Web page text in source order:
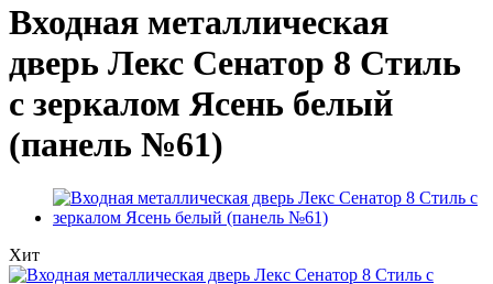
Входная металлическая
дверь Лекс Сенатор 8 Стиль
с зеркалом Ясень белый
(панель №61)
Хит